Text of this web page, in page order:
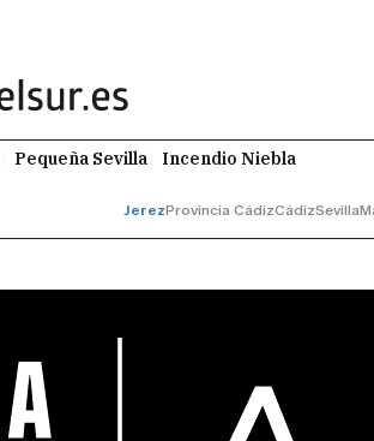
Pequeña Sevilla Incendio Niebla
JerezProvincia CádizCádizSevilla